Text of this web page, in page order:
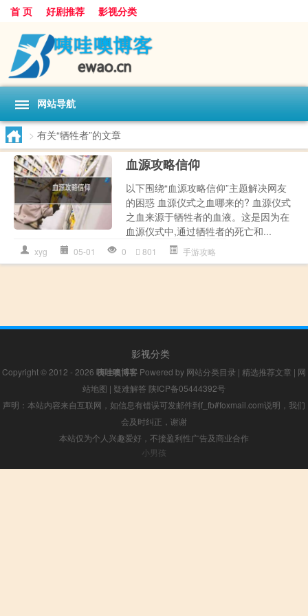
首 页 好剧推荐 影视分类
网站导航
> 有关“牺牲者”的文章
血源攻略信仰
以下围绕“血源攻略信仰”主题解决网友
的困惑 血源仪式之血哪来的? 血源仪式
之血来源于牺牲者的血液。这是因为在
血源仪式中,通过牺牲者的死亡和...
xyg 05-01 0 801 手游攻略
影视分类
Copyright © 2012 - 2026 咦哇噢博客 Powered by 网站分类目录 | 精选推荐文章 | 网
站地图 | 疑难解答 陕ICP备05444392号
声明：本站内容来自互联网，如信息有错误可发邮件到f_fb#foxmail.com说明，我们
会及时纠正，谢谢
本站仅为个人兴趣爱好，不接盈利性广告及商业合作
小男孩